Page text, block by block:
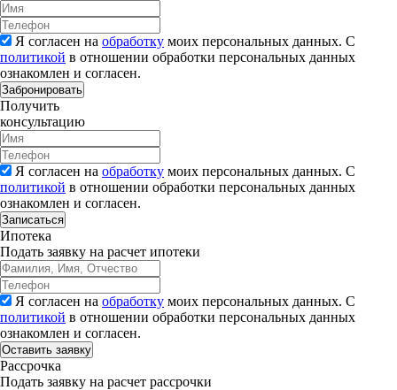
Я согласен на обработку моих персональных данных. С
политикой в отношении обработки персональных данных
ознакомлен и согласен.
Забронировать
Получить
консультацию
Я согласен на обработку моих персональных данных. С
политикой в отношении обработки персональных данных
ознакомлен и согласен.
Записаться
Ипотека
Подать заявку на расчет ипотеки
Я согласен на обработку моих персональных данных. С
политикой в отношении обработки персональных данных
ознакомлен и согласен.
Рассрочка
Подать заявку на расчет рассрочки